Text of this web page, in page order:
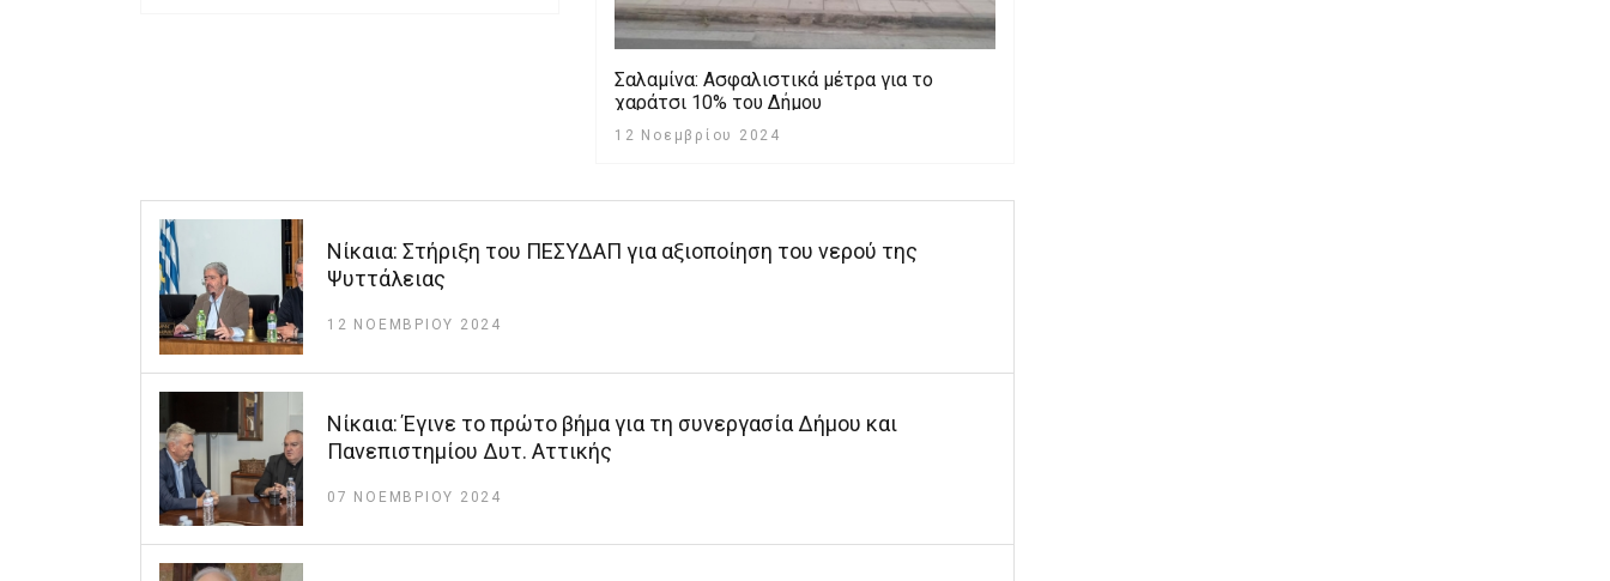
Σαλαμίνα: Aσφαλιστικά μέτρα για το
χαράτσι 10% του Δήμου
12 Νοεμβρίου 2024
Νίκαια: Στήριξη του ΠΕΣΥΔΑΠ για αξιοποίηση του νερού της
Ψυττάλειας
12 ΝΟΕΜΒΡΊΟΥ 2024
Nίκαια: Έγινε το πρώτο βήμα για τη συνεργασία Δήμου και
Πανεπιστημίου Δυτ. Αττικής
07 ΝΟΕΜΒΡΊΟΥ 2024